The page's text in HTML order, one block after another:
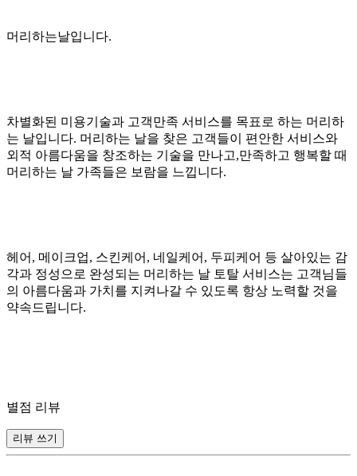
머리하는날입니다.
차별화된 미용기술과 고객만족 서비스를 목표로 하는 머리하
는 날입니다. 머리하는 날을 찾은 고객들이 편안한 서비스와
외적 아름다움을 창조하는 기술을 만나고,만족하고 행복할 때
머리하는 날 가족들은 보람을 느낍니다.
헤어, 메이크업, 스킨케어, 네일케어, 두피케어 등 살아있는 감
각과 정성으로 완성되는 머리하는 날 토탈 서비스는 고객님들
의 아름다움과 가치를 지켜나갈 수 있도록 항상 노력할 것을
약속드립니다.
별점 리뷰
리뷰 쓰기